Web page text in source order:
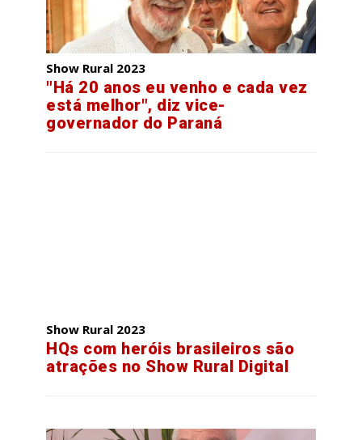
Show Rural 2023
"Há 20 anos eu venho e cada vez
está melhor", diz vice-
governador do Paraná
Show Rural 2023
HQs com heróis brasileiros são
atrações no Show Rural Digital